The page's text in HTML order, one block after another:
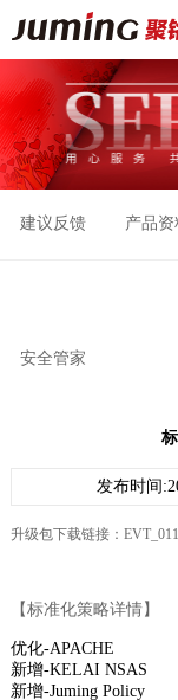
建议反馈 产品资
安全管家
发布时间
升级包下载链接：
【标准化策略详情】
优化-APACHE
新增-KELAI NSAS
新增-Juming Policy